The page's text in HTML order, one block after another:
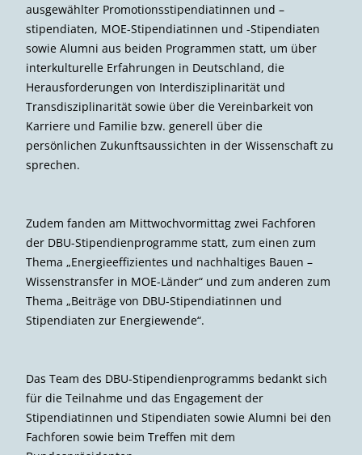
ausgewählter Promotionsstipendiatinnen und –
stipendiaten, MOE-Stipendiatinnen und -Stipendiaten
sowie Alumni aus beiden Programmen statt, um über
interkulturelle Erfahrungen in Deutschland, die
Herausforderungen von Interdisziplinarität und
Transdisziplinarität sowie über die Vereinbarkeit von
Karriere und Familie bzw. generell über die
persönlichen Zukunftsaussichten in der Wissenschaft zu
sprechen.
Zudem fanden am Mittwochvormittag zwei Fachforen
der DBU-Stipendienprogramme statt, zum einen zum
Thema „Energieeffizientes und nachhaltiges Bauen –
Wissenstransfer in MOE-Länder“ und zum anderen zum
Thema „Beiträge von DBU-Stipendiatinnen und
Stipendiaten zur Energiewende“.
Das Team des DBU-Stipendienprogramms bedankt sich
für die Teilnahme und das Engagement der
Stipendiatinnen und Stipendiaten sowie Alumni bei den
Fachforen sowie beim Treffen mit dem